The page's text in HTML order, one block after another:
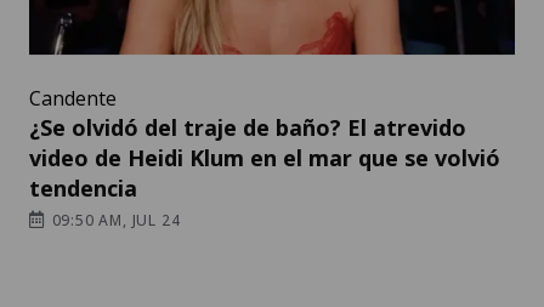
Candente
¿Se olvidó del traje de baño? El atrevido
video de Heidi Klum en el mar que se volvió
tendencia
09:50 AM, JUL 24